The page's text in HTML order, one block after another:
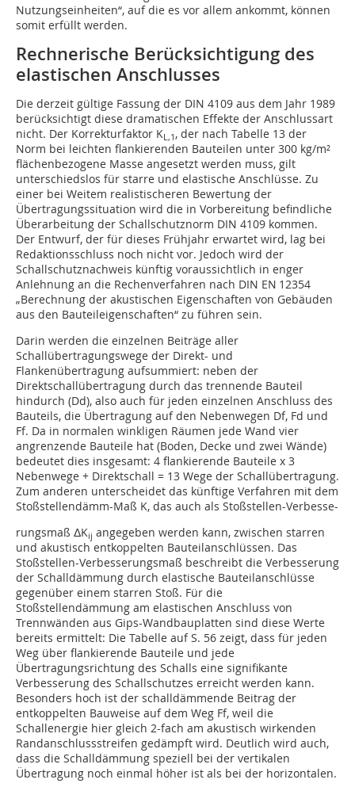
Nutzungseinheiten“, auf die es vor allem ankommt, können
somit erfüllt werden.
Rechnerische Berücksichtigung des
elastischen Anschlusses
Die derzeit gültige Fassung der DIN 4109 aus dem Jahr 1989
berücksichtigt diese dramatischen Effekte der Anschlussart
nicht. Der Korrekturfaktor KL,1 , der nach Tabelle 13 der
Norm bei leichten flankierenden Bauteilen unter 300 kg/m²
flächenbezogene Masse angesetzt werden muss, gilt
unterschiedslos für starre und elastische Anschlüsse. Zu
einer bei Weitem realistischeren Bewer­tung der
Übertragungssituation wird die in Vorbereitung befindliche
Überarbeitung der Schallschutznorm DIN 4109 kommen.
Der Ent­wurf, der für dieses Frühjahr erwartet wird, lag bei
Redaktionsschluss noch nicht vor. Jedoch wird der
Schallschutznachweis künftig voraussichtlich in enger
Anlehnung an die Rechenverfahren nach DIN EN 12354
„Berechnung der akustischen Eigenschaften von Gebäuden
aus den Bauteileigenschaften“ zu führen sein.
Darin werden die einzelnen Beiträge aller
Schallübertragungswege der Direkt- und
Flankenübertragung aufsummiert: neben der
Direktschallübertragung durch das trennende Bauteil
hindurch (Dd), also auch für jeden einzelnen Anschluss des
Bauteils, die Übertragung auf den Nebenwegen Df, Fd und
Ff. Da in normalen winkligen Räumen jede Wand vier
angrenzende Bauteile hat (Boden, Decke und zwei Wände)
bedeutet dies insgesamt: 4 flankierende Bauteile x 3
Nebenwege + Direktschall = 13 Wege der Schallübertragung.
Zum anderen unterscheidet das künftige Verfahren mit dem
Stoßstellendämm-Maß K, das auch als Stoßstellen-Verbesse-
rungsmaß ΔKij angegeben werden kann, zwischen starren
und akustisch entkoppelten Bauteilanschlüssen. Das
Stoßstellen-Verbesserungsmaß beschreibt die Verbesserung
der Schalldämmung durch elastische Bauteilanschlüsse
gegenüber einem starren Stoß. Für die
Stoßstellendämmung am elastischen Anschluss von
Trennwänden aus Gips-Wandbauplatten sind diese Werte
bereits ermittelt: Die Tabelle auf S. 56 zeigt, dass für jeden
Weg über flankierende Bauteile und jede
Übertragungsrichtung des Schalls eine signifikante
Verbesserung des Schallschutzes erreicht werden kann.
Besonders hoch ist der schalldämmende Beitrag der
entkoppelten Bauweise auf dem Weg Ff, weil die
Schallenergie hier gleich 2-fach am akustisch wirkenden
Randanschlussstreifen gedämpft wird. Deutlich wird auch,
dass die Schalldämmung speziell bei der vertikalen
Übertragung noch einmal höher ist als bei der horizontalen.